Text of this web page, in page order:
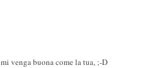
venga buona come la tua, ;-D